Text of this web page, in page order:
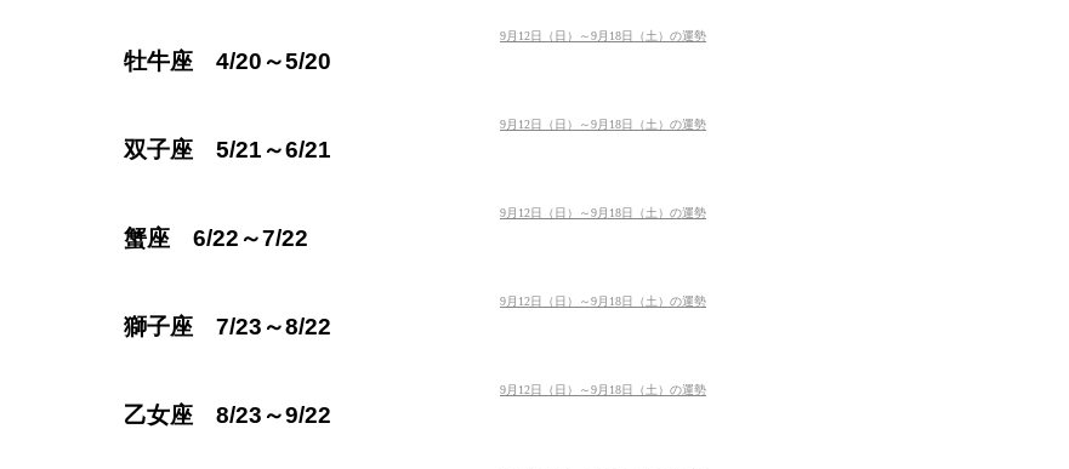
9月12日（日）～9月18日（土）の運勢
牡牛座 4/20～5/20
9月12日（日）～9月18日（土）の運勢
双子座 5/21～6/21
9月12日（日）～9月18日（土）の運勢
蟹座 6/22～7/22
9月12日（日）～9月18日（土）の運勢
獅子座 7/23～8/22
9月12日（日）～9月18日（土）の運勢
乙女座 8/23～9/22